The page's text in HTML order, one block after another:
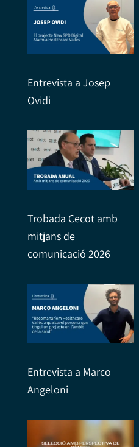
Entrevista a Josep
Ovidi
Trobada Cecot amb
mitjans de
comunicació 2026
Entrevista a Marco
Angeloni